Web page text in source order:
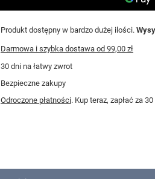
Produkt dostępny w bardzo dużej ilości
Darmowa i szybka dostawaod 99,00 zł
30dni na łatwy zwrot
Bezpieczne zakupy
Odroczone płatności. Kup teraz, zapłać za